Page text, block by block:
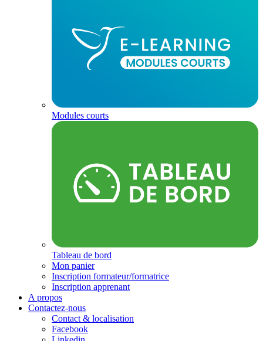
Modules courts
Tableau de bord
Mon panier
Inscription formateur/formatrice
Inscription apprenant
A propos
Contactez-nous
Contact & localisation
Facebook